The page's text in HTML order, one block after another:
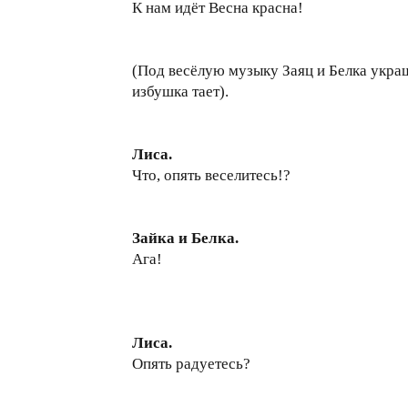
К нам идёт Весна красна!
(Под весёлую музыку Заяц и Белка
избушка тает).
Лиса.
Что, опять веселитесь!?
Зайка и Белка.
Ага!
Лиса.
Опять радуетесь?